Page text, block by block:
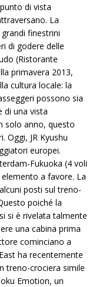
di vista
La
finestrini
di godere delle
(Ristorante
primavera 2013,
cultura locale: la
possono sia
di una vista
solo anno, questo
Oggi, JR Kyushu
europei.
Fukuoka (4 voli
a favore. La
posti sul treno-
poiché la
si è rivelata talmente
una cabina prima
cominciano a
ha recentemente
treno-crociera simile
Emotion, un